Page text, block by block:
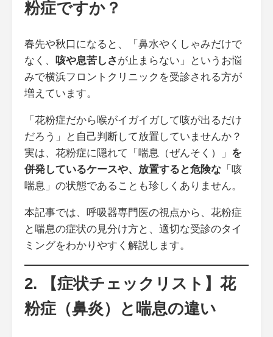
粉症ですか？
春先や秋口になると、「鼻水やくしゃみだけで
なく、 咳や息苦しさが止まらない」というお悩
みで横浜フロントクリニックを受診される方が
増えています。
「花粉症だから喉がイガイガして咳が出るだけ
だろう」と自己判断して放置していませんか？
実は、花粉症に隠れて「喘息（ぜんそく）」 を
併発しているケースや、放置すると危険な「咳
喘息」の状態であることも珍しくありません。
本記事では、呼吸器専門医の視点から、花粉症
と喘息の症状の見分け方と、適切な受診のタイ
ミングをわかりやすく解説します。
2. 【症状チェックリスト】花
粉症（鼻炎）と喘息の違い